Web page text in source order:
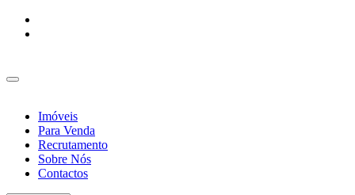
Imóveis
Para Venda
Recrutamento
Sobre Nós
Contactos